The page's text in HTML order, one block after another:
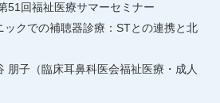
51回福祉医療サマーセミナー
クでの補聴器診療：STとの連携と北
鼻科医会福祉医療・成人